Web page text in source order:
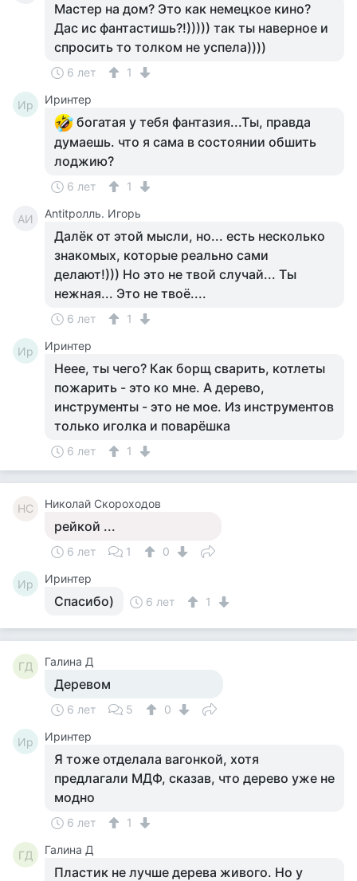
Мастер на дом? Это как немецкое кино?
Дас ис фантастишь?!))))) так ты наверное и
спросить то толком не успела))))
6 лет 1
Ир Иринтер
богатая у тебя фантазия...Ты, правда
думаешь. что я сама в состоянии обшить
лоджию?
6 лет 1
AИ Antitролль. Игорь
Далёк от этой мысли, но... есть несколько
знакомых, которые реально сами
делают!))) Но это не твой случай... Ты
нежная... Это не твоё....
6 лет 1
Ир Иринтер
Неее, ты чего? Как борщ сварить, котлеты
пожарить - это ко мне. А дерево,
инструменты - это не мое. Из инструментов
только иголка и поварёшка
6 лет 1
НС Николай Скороходов
рейкой ...
6 лет 1 0
Ир Иринтер
Спасибо) 6 лет 1
ГД Галина Д
Деревом
6 лет 5 0
Ир Иринтер
Я тоже отделала вагонкой, хотя
предлагали МДФ, сказав, что дерево уже не
модно
6 лет 1
ГД Галина Д
Пластик не лучше дерева живого. Но у